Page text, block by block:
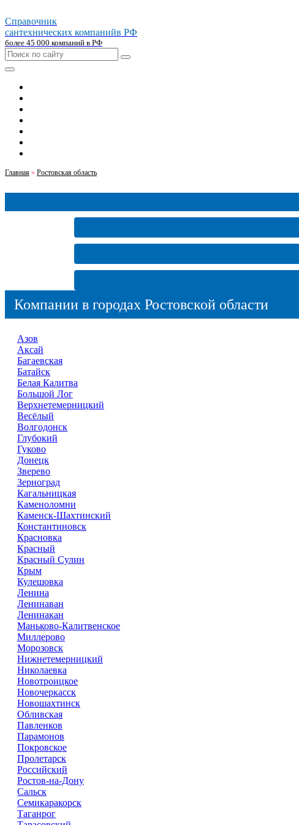
Справочник
сантехнических компанийв РФ
более 45 000 компаний в РФ
Главная » Ростовская область
Компании в городах Ростовской области
Азов
Аксай
Багаевская
Батайск
Белая Калитва
Большой Лог
Верхнетемерницкий
Весёлый
Волгодонск
Глубокий
Гуково
Донецк
Зверево
Зерноград
Кагальницкая
Каменоломни
Каменск-Шахтинский
Константиновск
Красновка
Красный
Красный Сулин
Крым
Кулешовка
Ленина
Ленинаван
Ленинакан
Маньково-Калитвенское
Миллерово
Морозовск
Нижнетемерницкий
Николаевка
Новотроицкое
Новочеркасск
Новошахтинск
Обливская
Павленков
Парамонов
Покровское
Пролетарск
Российский
Ростов-на-Дону
Сальск
Семикаракорск
Таганрог